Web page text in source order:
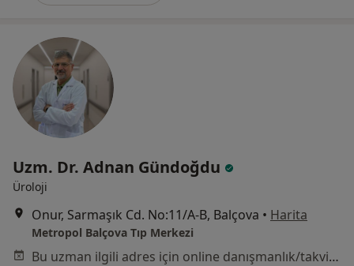
Uzm. Dr. Adnan Gündoğdu
Üroloji
Onur, Sarmaşık Cd. No:11/A-B, Balçova • Harita
Metropol Balçova Tıp Merkezi
Bu uzman ilgili adres için online danışmanlık/takvim sunmuyor.